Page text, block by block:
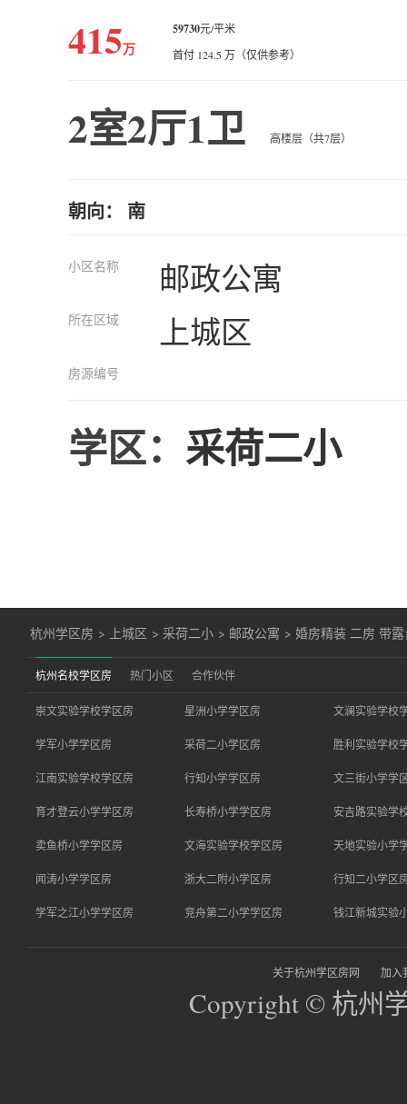
415万
59730元/平米
首付 124.5 万（仅供参考）
2室2厅1卫 高楼层（共7层）
朝向： 南
小区名称 邮政公寓
所在区域 上城区
房源编号
学区： 采荷二小
杭州学区房 > 上城区 > 采荷二小 > 邮政公寓 >婚房精装 二房 带
杭州名校学区房 热门小区 合作伙伴
崇文实验学校学区房 星洲小学学区房 文澜实验学校
学军小学学区房 采荷二小学区房 胜利实验学校
江南实验学校学区房 行知小学学区房 文三街小学学
育才登云小学学区房 长寿桥小学学区房 安吉路实验学
卖鱼桥小学学区房 文海实验学校学区房 天地实验小学
闻涛小学学区房 浙大二附小学区房 行知二小学区
学军之江小学学区房 竞舟第二小学学区房 钱江新城实验
关于杭州学区房网 加入
Copyright © 杭州